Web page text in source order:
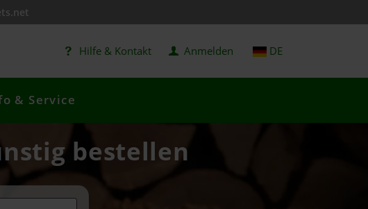
Hilfe & Kontakt Anmelden DE
& Service
bestellen